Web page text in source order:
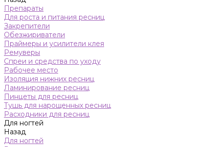
Препараты
Для роста и питания ресниц
Закрепители
Обезжириватели
Праймеры и усилители клея
Ремуверы
Спреи и средства по уходу
Рабочее место
Изоляция нижних ресниц
Ламинирование ресниц
Пинцеты для ресниц
Тушь для нарощенных ресниц
Расходники для ресниц
Для ногтей
Назад
Для ногтей